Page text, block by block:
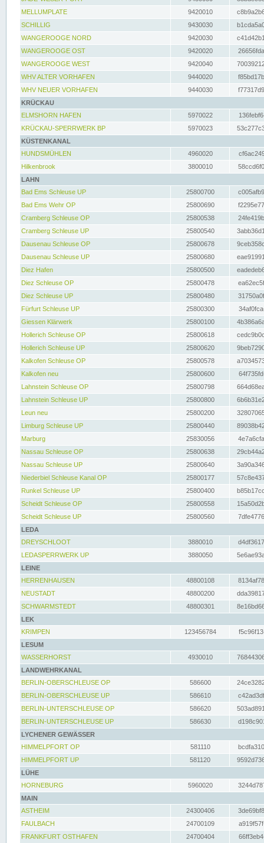
MELLUMPLATE
9420010
SCHILLIG
9430030
WANGEROOGE NORD
9420030
WANGEROOGE OST
9420020
WANGEROOGE WEST
9420040
WHV ALTER VORHAFEN
9440020
WHV NEUER VORHAFEN
9440030
KRÜCKAU
ELMSHORN HAFEN
5970022
KRÜCKAU-SPERRWERK BP
5970023
KÜSTENKANAL
HUNDSMÜHLEN
4960020
Hilkenbrook
3800010
LAHN
Bad Ems Schleuse UP
25800700
Bad Ems Wehr OP
25800690
Cramberg Schleuse OP
25800538
Cramberg Schleuse UP
25800540
Dausenau Schleuse OP
25800678
Dausenau Schleuse UP
25800680
Diez Hafen
25800500
Diez Schleuse OP
25800478
Diez Schleuse UP
25800480
Fürfurt Schleuse UP
25800300
Giessen Klärwerk
25800100
Hollerich Schleuse OP
25800618
Hollerich Schleuse UP
25800620
Kalkofen Schleuse OP
25800578
Kalkofen neu
25800600
Lahnstein Schleuse OP
25800798
Lahnstein Schleuse UP
25800800
Leun neu
25800200
Limburg Schleuse UP
25800440
Marburg
25830056
Nassau Schleuse OP
25800638
Nassau Schleuse UP
25800640
Niederbiel Schleuse Kanal OP
25800177
Runkel Schleuse UP
25800400
Scheidt Schleuse OP
25800558
Scheidt Schleuse UP
25800560
LEDA
DREYSCHLOOT
3880010
LEDASPERRWERK UP
3880050
LEINE
HERRENHAUSEN
48800108
NEUSTADT
48800200
SCHWARMSTEDT
48800301
LEK
KRIMPEN
123456784
LESUM
WASSERHORST
4930010
LANDWEHRKANAL
BERLIN-OBERSCHLEUSE OP
586600
BERLIN-OBERSCHLEUSE UP
586610
BERLIN-UNTERSCHLEUSE OP
586620
BERLIN-UNTERSCHLEUSE UP
586630
LYCHENER GEWÄSSER
HIMMELPFORT OP
581110
HIMMELPFORT UP
581120
LÜHE
HORNEBURG
5960020
MAIN
ASTHEIM
24300406
FAULBACH
24700109
FRANKFURT OSTHAFEN
24700404